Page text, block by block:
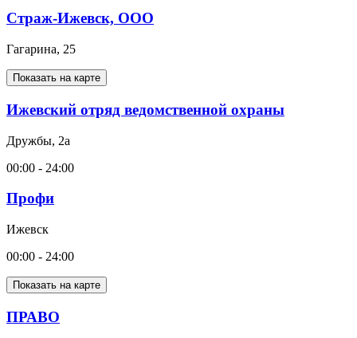
Страж-Ижевск, ООО
Гагарина, 25
Показать на карте
Ижевский отряд ведомственной охраны
Дружбы, 2а
00:00 - 24:00
Профи
Ижевск
00:00 - 24:00
Показать на карте
ПРАВО